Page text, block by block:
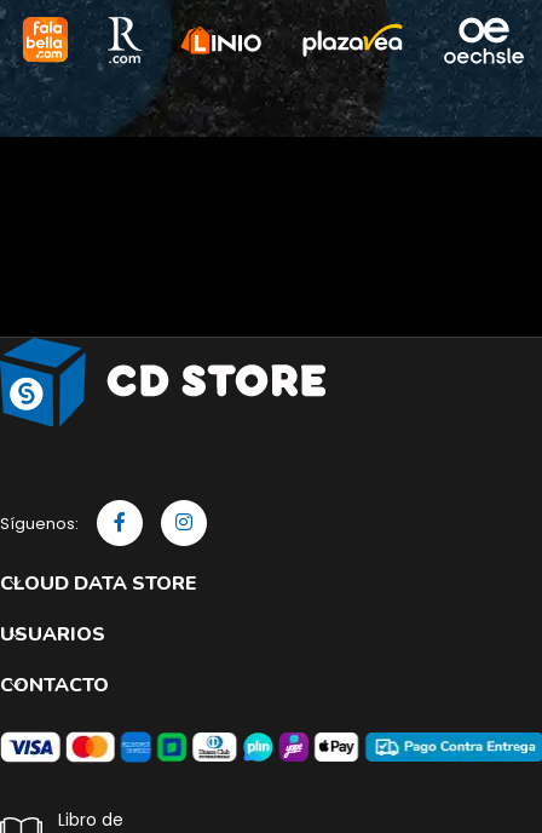
Síguenos:
CLOUD DATA STORE
USUARIOS
CONTACTO
Libro de